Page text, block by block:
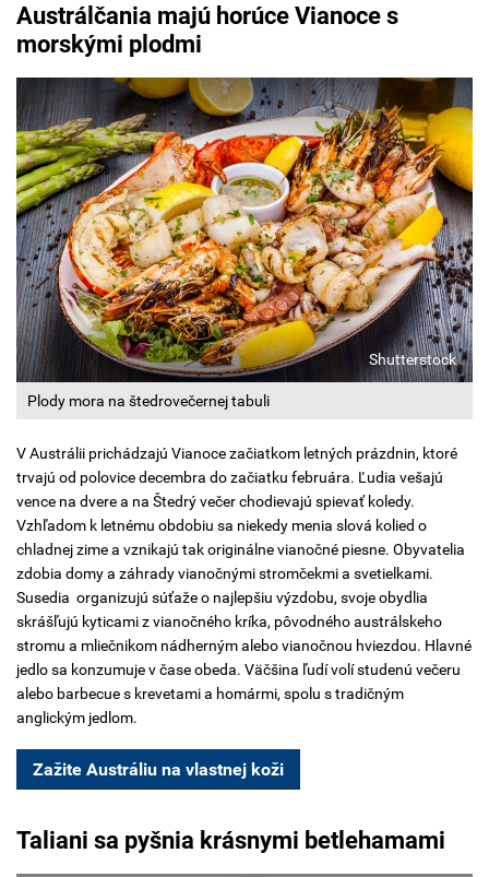
Austrálčania majú horúce Vianoce s
morskými plodmi
Plody mora na štedrovečernej tabuli
Shutterstock
V Austrálii prichádzajú Vianoce začiatkom letných prázdnin, ktoré
trvajú od polovice decembra do začiatku februára. Ľudia vešajú
vence na dvere a na Štedrý večer chodievajú spievať koledy.
Vzhľadom k letnému obdobiu sa niekedy menia slová kolied o
chladnej zime a vznikajú tak originálne vianočné piesne. Obyvatelia
zdobia domy a záhrady vianočnými stromčekmi a svetielkami.
Susedia organizujú súťaže o najlepšiu výzdobu, svoje obydlia
skrášľujú kyticami z vianočného kríka, pôvodného austrálskeho
stromu a mliečnikom nádherným alebo vianočnou hviezdou. Hlavné
jedlo sa konzumuje v čase obeda. Väčšina ľudí volí studenú večeru
alebo barbecue s krevetami a homármi, spolu s tradičným
anglickým jedlom.
Zažite Austráliu na vlastnej koži
Taliani sa pyšnia krásnymi betlehamami